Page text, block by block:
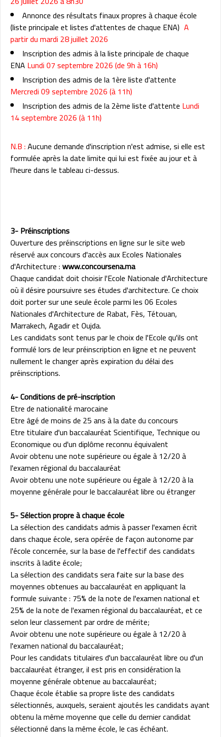
Annonce des résultats finaux propres à chaque école
(liste principale et listes d'attentes de chaque ENA) A
partir du mardi 28 juillet 2026
Inscription des admis à la liste principale de chaque
ENA Lundi 07 septembre 2026 (de 9h à 16h)
Inscription des admis de la 1ère liste d'attente
Mercredi 09 septembre 2026 (à 11h)
Inscription des admis de la 2ème liste d'attente Lundi
14 septembre 2026 (à 11h)
N.B :Aucune demande d'inscription n'est admise, si elle est
formulée après la date limite qui lui est fixée au jour et à
l'heure dans le tableau ci-dessus.
3- Préinscriptions
Ouverture des préinscriptions en ligne sur le site web
réservé aux concours d'accès aux Ecoles Nationales
d'Architecture :www.concoursena.ma
Chaque candidat doit choisir l'Ecole Nationale d'Architecture
où il désire poursuivre ses études d'architecture. Ce choix
doit porter sur une seule école parmi les 06 Ecoles
Nationales d'Architecture de Rabat, Fès, Tétouan,
Marrakech, Agadir et Oujda.
Les candidats sont tenus par le choix de l'Ecole qu'ils ont
formulé lors de leur préinscription en ligne et ne peuvent
nullement le changer après expiration du délai des
préinscriptions.
4- Conditions de pré-inscription
Etre de nationalité marocaine
Etre âgé de moins de 25 ans à la date du concours
Etre titulaire d'un baccalauréat Scientifique, Technique ou
Economique ou d'un diplôme reconnu équivalent
Avoir obtenu une note supérieure ou égale à 12/20 à
l'examen régional du baccalauréat
Avoir obtenu une note supérieure ou égale à 12/20 à la
moyenne générale pour le baccalauréat libre ou étranger
5- Sélection propre à chaque école
La sélection des candidats admis à passer l'examen écrit
dans chaque école, sera opérée de façon autonome par
l'école concernée, sur la base de l'effectif des candidats
inscrits à ladite école;
La sélection des candidats sera faite sur la base des
moyennes obtenues au baccalauréat en appliquant la
formule suivante : 75% de la note de l'examen national et
25% de la note de l'examen régional du baccalauréat, et ce
selon leur classement par ordre de mérite;
Avoir obtenu une note supérieure ou égale à 12/20 à
l'examen national du baccalauréat;
Pour les candidats titulaires d'un baccalauréat libre ou d'un
baccalauréat étranger, il est pris en considération la
moyenne générale obtenue au baccalauréat;
Chaque école établie sa propre liste des candidats
sélectionnés, auxquels, seraient ajoutés les candidats ayant
obtenu la même moyenne que celle du dernier candidat
sélectionné dans la même école, le cas échéant.